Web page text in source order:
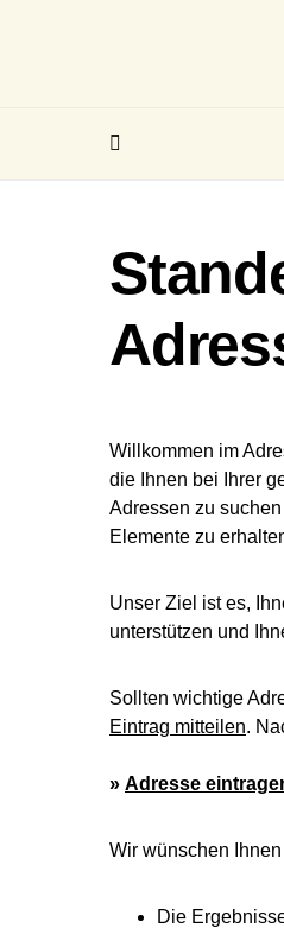
Willkommen im
die Ihnen bei Ihrer
Adressen zu
Elemente zu
Unser Ziel ist es,
unterstützen und
Sollten wichtige
Eintrag mitteilen.
» Adresse
Wir wünschen
Die